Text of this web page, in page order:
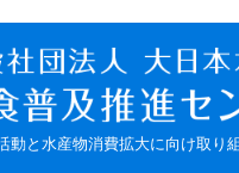
動と水産物消費拡大に向け取り